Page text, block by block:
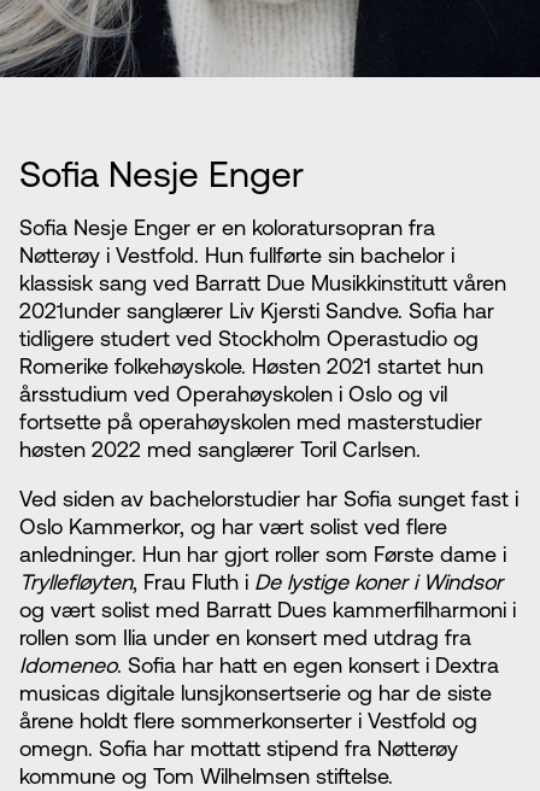
Sofia Nesje Enger
Sofia Nesje Enger er en koloratursopran fra
Nøtterøy i Vestfold. Hun fullførte sin bachelor i
klassisk sang ved Barratt Due Musikkinstitutt våren
2021under sanglærer Liv Kjersti Sandve. Sofia har
tidligere studert ved Stockholm Operastudio og
Romerike folkehøyskole. Høsten 2021 startet hun
årsstudium ved Operahøyskolen i Oslo og vil
fortsette på operahøyskolen med masterstudier
høsten 2022 med sanglærer Toril Carlsen.
Ved siden av bachelorstudier har Sofia sunget fast i
Oslo Kammerkor, og har vært solist ved flere
anledninger. Hun har gjort roller som Første dame i
Tryllefløyten, Frau Fluth i De lystige koner i Windsor
og vært solist med Barratt Dues kammerfilharmoni i
rollen som Ilia under en konsert med utdrag fra
Idomeneo. Sofia har hatt en egen konsert i Dextra
musicas digitale lunsjkonsertserie og har de siste
årene holdt flere sommerkonserter i Vestfold og
omegn. Sofia har mottatt stipend fra Nøtterøy
kommune og Tom Wilhelmsen stiftelse.